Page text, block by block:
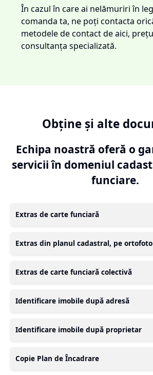
În cazul în care ai nelămuriri în
comanda ta, ne poți contacta
metodele de contact de aici,
consultanța specializată.
Obține și alte
Echipa noastră oferă o
servicii în domeniul
funciare.
Extras de carte funciară
Extras din planul cadastral, pe
Extras de carte funciară colectivă
Identificare imobile după adresă
Identificare imobile după proprietar
Copie Plan de Încadrare